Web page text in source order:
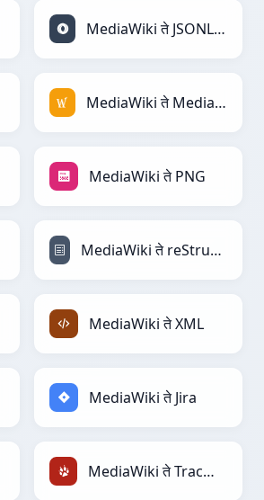
MediaWiki ते JSONLines
MediaWiki ते MediaWiki
MediaWiki ते PNG
MediaWiki ते reStructuredText
MediaWiki ते XML
MediaWiki ते Jira
MediaWiki ते TracWiki